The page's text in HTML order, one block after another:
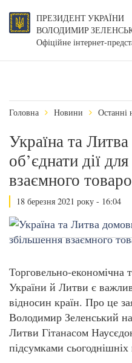
ПРЕЗИДЕНТ УКРАЇНИ
ВОЛОДИМИР
Офіційне інтернет-
Головна Новини Останні
Україна та
об’єднати дії
взаємного
18 березня 2021 року - 16:04
Торговельно-економічна
України й Литви є
відносин країн. Про це
Володимир Зеленський
Литви Гітанасом
підсумками